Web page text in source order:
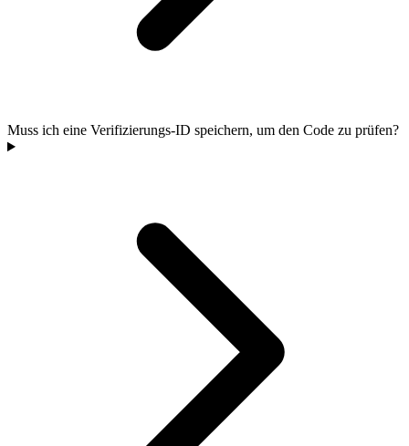
Muss ich eine Verifizierungs-ID speichern, um den Code zu prüfen?